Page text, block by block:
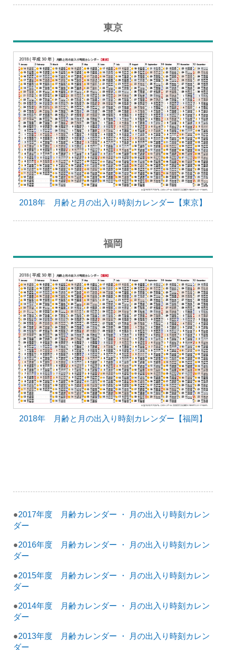
東京
2018年 月齢と月の出入り時刻カレンダー【東京】
福岡
2018年 月齢と月の出入り時刻カレンダー【福岡】
●2017年度 月齢カレンダー ・ 月の出入り時刻カレン
ダー
●2016年度 月齢カレンダー ・ 月の出入り時刻カレン
ダー
●2015年度 月齢カレンダー ・ 月の出入り時刻カレン
ダー
●2014年度 月齢カレンダー ・ 月の出入り時刻カレン
ダー
●2013年度 月齢カレンダー ・ 月の出入り時刻カレン
ダー